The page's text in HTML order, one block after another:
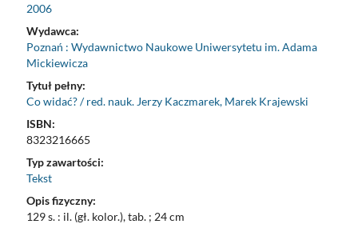
2006
Wydawca:
Poznań : Wydawnictwo Naukowe Uniwersytetu im. Adama
Mickiewicza
Tytuł pełny:
Co widać? / red. nauk. Jerzy Kaczmarek, Marek Krajewski
ISBN:
8323216665
Typ zawartości:
Tekst
Opis fizyczny:
129 s. : il. (gł. kolor.), tab. ; 24 cm